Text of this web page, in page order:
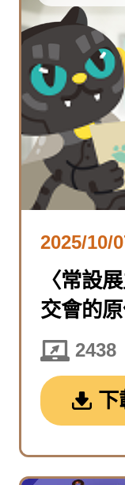
2025/10/
〈常設
交會的
2438
下